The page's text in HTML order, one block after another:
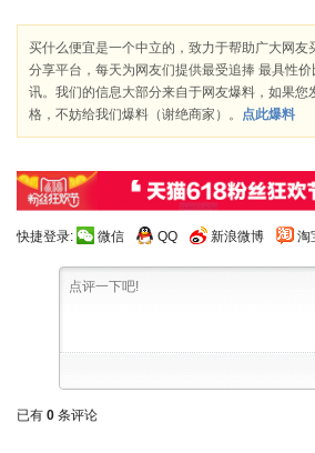
买什么便宜是一个中立的，致力于帮助广大网友
分享平台，每天为网友们提供最受追捧 最具性
讯。我们的信息大部分来自于网友爆料，如果您
格，不妨给我们爆料（谢绝商家）。 点此爆料
快捷登录: 微信 QQ 新浪微博 淘
已有 0 条评论